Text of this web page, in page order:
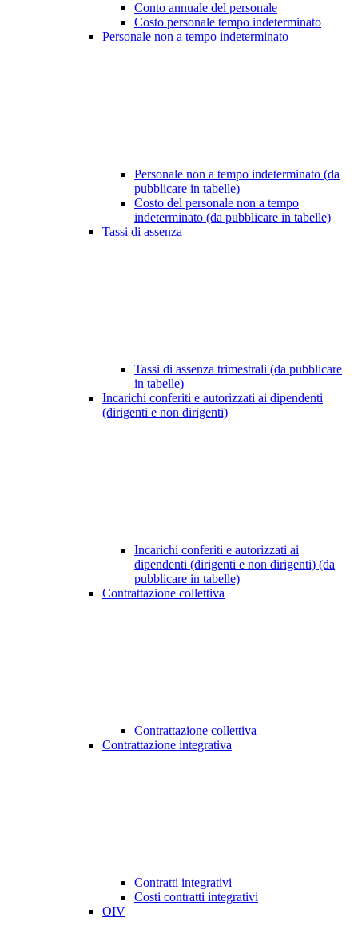
Conto annuale del personale
Costo personale tempo indeterminato
Personale non a tempo indeterminato
Personale non a tempo indeterminato (da
pubblicare in tabelle)
Costo del personale non a tempo
indeterminato (da pubblicare in tabelle)
Tassi di assenza
Tassi di assenza trimestrali (da pubblicare
in tabelle)
Incarichi conferiti e autorizzati ai dipendenti
(dirigenti e non dirigenti)
Incarichi conferiti e autorizzati ai
dipendenti (dirigenti e non dirigenti) (da
pubblicare in tabelle)
Contrattazione collettiva
Contrattazione collettiva
Contrattazione integrativa
Contratti integrativi
Costi contratti integrativi
OIV